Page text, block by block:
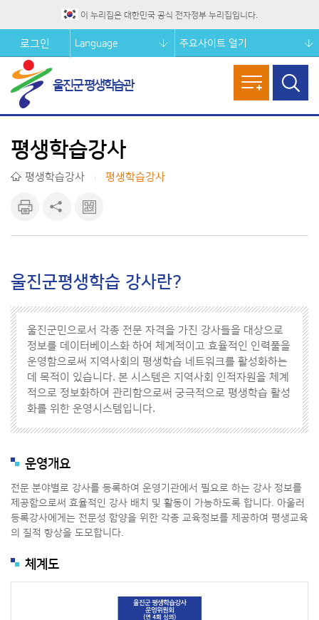
이 누리집은 대한민국 공식 전자정부 누리집입니다.
주요사이트 열기
울진군 평생학습관
로그인 Language
열기
평생학습강사
평생학습강사 평생학습강사
기
기
크 보기
울진군평생학습 강사란?
울진군민으로서 각종 전문 자격을 가진 강사들을 대상으로
정보를 데이터베이스화 하여 체계적이고 효율적인 인력풀을
운영함으로써 지역사회의 평생학습 네트워크를 활성화하는
데 목적이 있습니다. 본 시스템은 지역사회 인적자원을 체계
적으로 정보화하여 관리함으로써 궁극적으로 평생학습 활성
화를 위한 운영시스템입니다.
운영개요
전문 분야별로 강사를 등록하여 운영기관에서 필요로 하는 강사 정보를
제공함으로써 효율적인 강사 배치 및 활동이 가능하도록 합니다. 아울러
등록강사에게는 전문성 함양을 위한 각종 교육정보를 제공하여 평생교육
의 질적 향상을 도모합니다.
체계도